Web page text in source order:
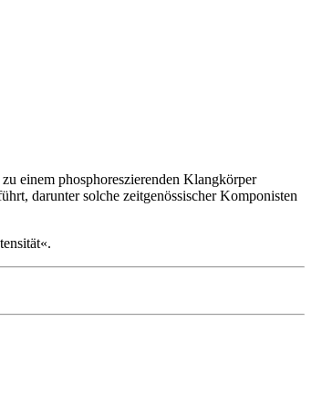
einem phosphoreszierenden Klangkörper
darunter solche zeitgenössischer Komponisten